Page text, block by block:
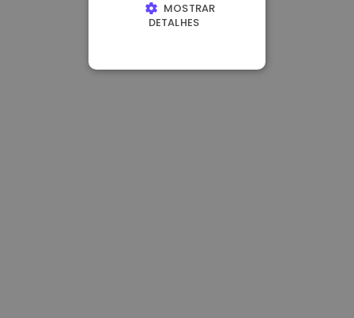
MOSTRAR
DETALHES